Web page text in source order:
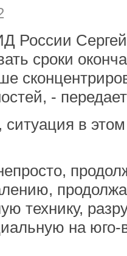
России Сергей
сроки
-
в
технику,
на юго-